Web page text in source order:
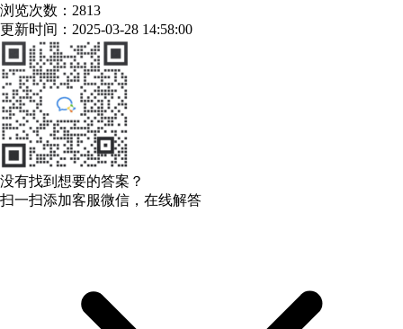
浏览次数：2813
更新时间：2025-03-28 14:58:00
没有找到想要的答案？
扫一扫添加客服微信，在线解答